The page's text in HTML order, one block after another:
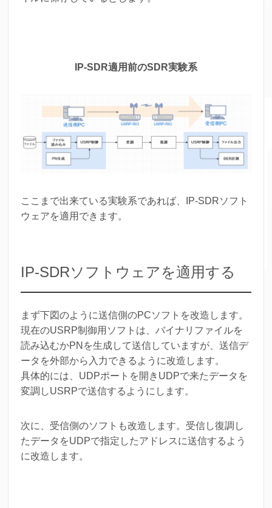
IP-SDR適用前のSDR実験系
ここまで出来ている実験系であれば、IP-SDRソフト
ウェアを適用できます。
IP-SDRソフトウェアを適用する
まず下図のように送信側のPCソフトを改造します。
現在のUSRP制御用ソフトは、バイナリファイルを
読み込むかPNを生成して送信していますが、送信デ
ータを外部から入力できるように改造します。
具体的には、UDPポートを開きUDPで来たデータを
変調しUSRPで送信するようにします。
次に、受信側のソフトも改造します。受信し復調し
たデータをUDPで指定したアドレスに送信するよう
に改造します。